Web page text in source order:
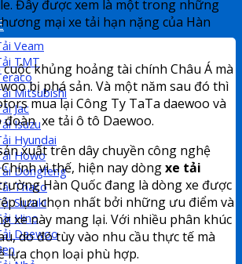
Veam
TMT
Mitsubishi
Jac
Isuzu
Hyundai
Howo
Dongfeng
Thaco
Suzuki
Hino
Daewoo
Đây được xem là một trong những
mại xe tải hạn nặng của Hàn
khủng hoảng tài chính Châu Á mà
bị phá sản. Và một năm sau đó thì
mua lại Công Ty TaTa daewoo và
xe tải ô tô Daewoo.
xuất trên dây chuyền công nghệ
vì thế, hiện nay dòngxe tải
Hàn Quốc đang là dòng xe được
lựa chọn nhất bởi những ưu điểm và
xe này mang lại. Với nhiều phân khúc
do đó tùy vào nhu cầu thực tế mà
lựa chọn loại phù hợp.